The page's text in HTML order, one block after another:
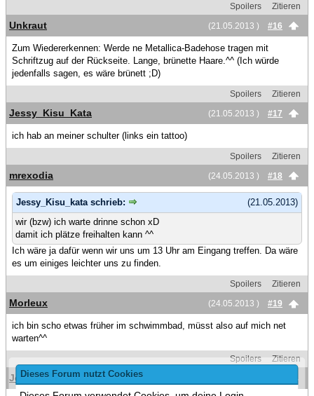
Dieses Forum nutzt Cookies
Spoilers
Zitieren
(21.05.2013 )
#16
Unkraut
Zum Wiedererkennen: Werde ne Metallica-Badehose tragen mit
Schriftzug auf der Rückseite. Lange, brünette Haare.^^ (Ich würde
jedenfalls sagen, es wäre brünett ;D)
Spoilers
Zitieren
(21.05.2013 )
#17
Jessy_Kisu_Kata
ich hab an meiner schulter (links ein tattoo)
Spoilers
Zitieren
(24.05.2013 )
#18
mrexodia
(21.05.2013)
Jessy_Kisu_kata schrieb:
wir (bzw) ich warte drinne schon xD
damit ich plätze freihalten kann ^^
Ich wäre ja dafür wenn wir uns um 13 Uhr am Eingang treffen. Da wäre
es um einiges leichter uns zu finden.
Spoilers
Zitieren
(24.05.2013 )
#19
Morleux
ich bin scho etwas früher im schwimmbad, müsst also auf mich net
warten^^
Spoilers
Zitieren
Jessy_Kisu_Kata